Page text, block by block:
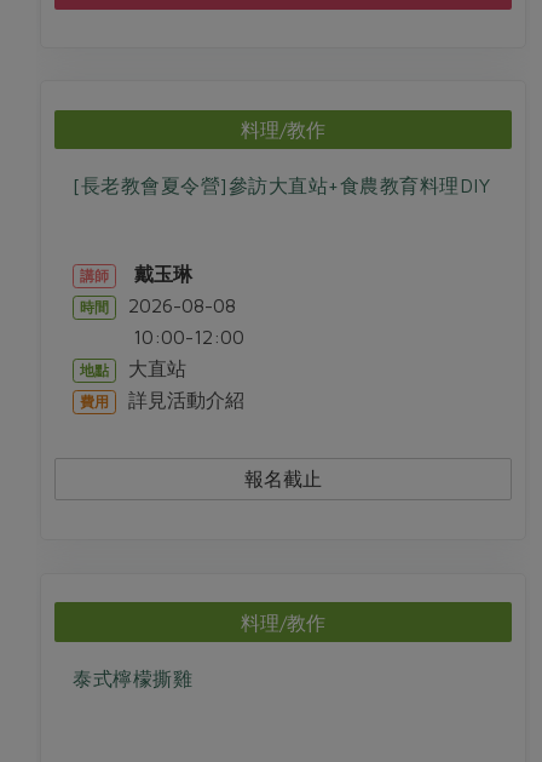
料理/教作
[長老教會夏令營]參訪大直站+食農教育料理DIY
講師 戴玉琳
時間 2026-08-08
10:00-12:00
地點 大直站
費用 詳見活動介紹
報名截止
料理/教作
泰式檸檬撕雞